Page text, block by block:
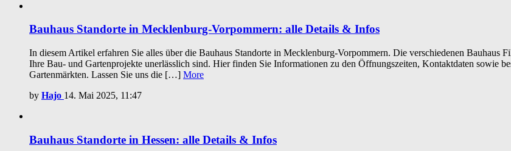
Bauhaus Standorte in Mecklenburg-Vorpommern: alle Details & Infos
In diesem Artikel erfahren Sie alles über die Bauhaus Standorte in Mecklenburg-Vorpommern. Die verschiedenen Bauhaus
Ihre Bau- und Gartenprojekte unerlässlich sind. Hier finden Sie Informationen zu den Öffnungszeiten, Kontaktdaten sowie
Gartenmärkten. Lassen Sie uns die […] More
by Hajo 14. Mai 2025, 11:47
Bauhaus Standorte in Hessen: alle Details & Infos